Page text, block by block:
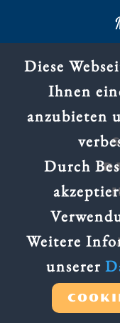
Diese
Ihnen
anzubieten
Durch
Weitere
unserer